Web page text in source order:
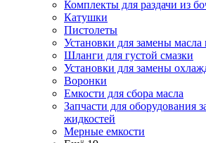
Комплекты для раздачи из
Катушки
Пистолеты
Установки для замены
Шланги для густой смазки
Установки для замены
Воронки
Емкости для сбора масла
Запчасти для оборудования
жидкостей
Мерные емкости